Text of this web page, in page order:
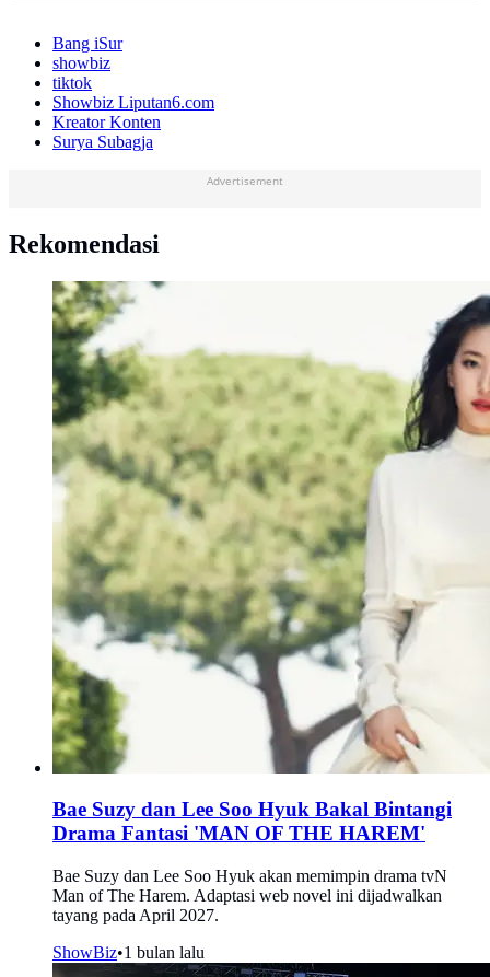
Bang iSur
showbiz
tiktok
Showbiz Liputan6.com
Kreator Konten
Surya Subagja
Advertisement
Rekomendasi
Bae Suzy dan Lee Soo Hyuk Bakal Bintangi
Drama Fantasi 'MAN OF THE HAREM'
Bae Suzy dan Lee Soo Hyuk akan memimpin drama tvN
Man of The Harem. Adaptasi web novel ini dijadwalkan
tayang pada April 2027.
ShowBiz•1 bulan lalu